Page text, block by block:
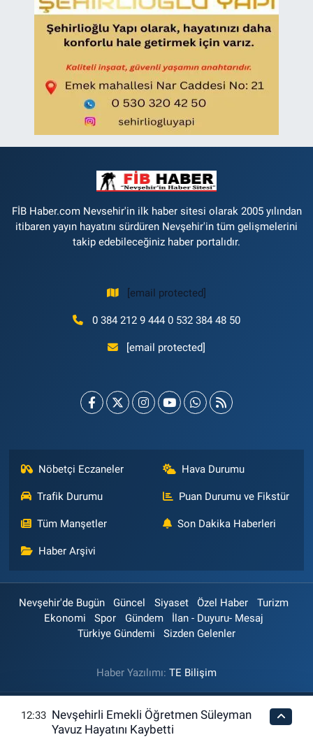
FİB Haber.com Nevsehir'in ilk haber sitesi olarak 2005 yılından
itibaren yayın hayatını sürdüren Nevşehir'in tüm gelişmelerini
takip edebileceğiniz haber portalıdır.
[email protected]
0 384 212 9 444 0 532 384 48 50
[email protected]
Nöbetçi Eczaneler Hava Durumu
Trafik Durumu Puan Durumu ve Fikstür
Tüm Manşetler Son Dakika Haberleri
Haber Arşivi
Nevşehir'de Bugün Güncel Siyaset Özel Haber
Turizm
Ekonomi
Spor Gündem
İlan - Duyuru- Mesaj
Türkiye Gündemi
Sizden Gelenler
Haber Yazılımı: TE Bilişim
12:33 Nevşehirli Emekli Öğretmen Süleyman
Yavuz Hayatını Kaybetti